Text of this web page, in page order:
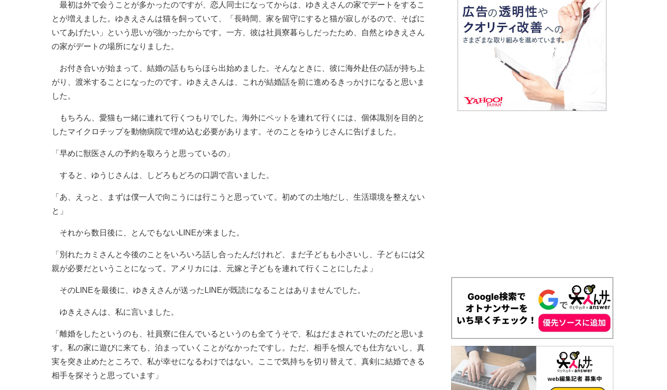
最初は外で会うことが多かったのですが、恋人同士になってからは、ゆきえさんの家でデートをするこ
とが増えました。ゆきえさんは猫を飼っていて、「長時間、家を留守にすると猫が寂しがるので、そばに
いてあげたい」という思いが強かったからです。一方、彼は社員寮暮らしだったため、自然とゆきえさん
の家がデートの場所になりました。
お付き合いが始まって、結婚の話もちらほら出始めました。そんなときに、彼に海外赴任の話が持ち上
がり、渡米することになったのです。ゆきえさんは、これが結婚話を前に進めるきっかけになると思いま
した。
もちろん、愛猫も一緒に連れて行くつもりでした。海外にペットを連れて行くには、個体識別を目的と
したマイクロチップを動物病院で埋め込む必要があります。そのことをゆうじさんに告げました。
「早めに獣医さんの予約を取ろうと思っているの」
すると、ゆうじさんは、しどろもどろの口調で言いました。
「あ、えっと、まずは僕一人で向こうには行こうと思っていて。初めての土地だし、生活環境を整えない
と」
それから数日後に、とんでもないLINEが来ました。
「別れたカミさんと今後のことをいろいろ話し合ったんだけれど、まだ子どもも小さいし、子どもには父
親が必要だということになって。アメリカには、元嫁と子どもを連れて行くことにしたよ」
そのLINEを最後に、ゆきえさんが送ったLINEが既読になることはありませんでした。
ゆきえさんは、私に言いました。
「離婚をしたというのも、社員寮に住んでいるというのも全てうそで、私はだまされていたのだと思いま
す。私の家に遊びに来ても、泊まっていくことがなかったですし。ただ、相手を恨んでも仕方ないし、真
実を突き止めたところで、私が幸せになるわけではない。ここで気持ちを切り替えて、真剣に結婚できる
相手を探そうと思っています」